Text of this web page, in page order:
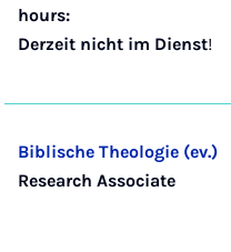
hours:
Derzeit nicht im Dienst!
Biblische Theologie (ev.)
Research Associate